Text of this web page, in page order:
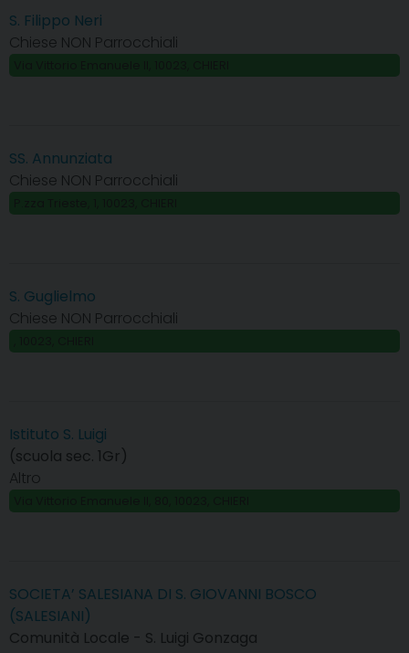
S. Filippo Neri
Chiese NON Parrocchiali
SS. Annunziata
Chiese NON Parrocchiali
S. Guglielmo
Chiese NON Parrocchiali
Istituto S. Luigi
(scuola sec. 1Gr)
Altro
SOCIETA’ SALESIANA DI S. GIOVANNI BOSCO
(SALESIANI)
Comunità Locale - S. Luigi Gonzaga